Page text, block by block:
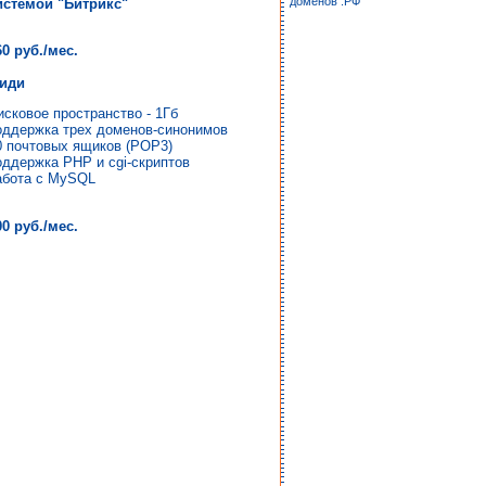
"Битрикс"
руб./мес.
пространство - 1Гб
трех доменов-синонимов
почтовых ящиков (POP3)
PHP и cgi-скриптов
с MySQL
руб./мес.